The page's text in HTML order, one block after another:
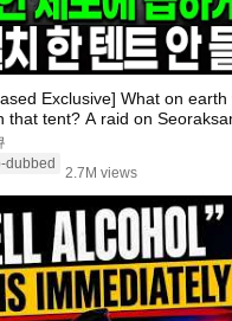
Exclusive] What on
that tent? A raid on
dubbed
2.7M views